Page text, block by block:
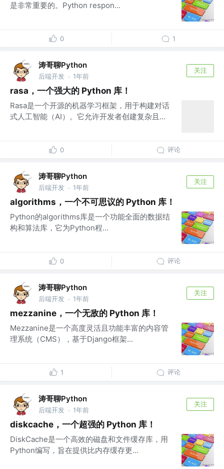
是非常重要的。Python respon...
0 1
涛哥聊Python
后端开发 · 1年前
关注
rasa，一个强大的 Python 库！
Rasa是一个开源的机器学习框架，用于构建对话
式人工智能（AI）。它允许开发者创建复杂且...
0 评论
涛哥聊Python
后端开发 · 1年前
关注
algorithms，一个不可思议的 Python 库！
Python的algorithms库是一个功能全面的数据结
构和算法库，它为Python程...
0 评论
涛哥聊Python
后端开发 · 1年前
关注
mezzanine，一个无敌的 Python 库！
Mezzanine是一个高度灵活且功能丰富的内容管
理系统（CMS），基于Django框架...
1 评论
涛哥聊Python
后端开发 · 1年前
关注
diskcache，一个超强的 Python 库！
DiskCache是一个高效的磁盘和文件缓存库，用
Python编写，旨在提供比内存缓存更...